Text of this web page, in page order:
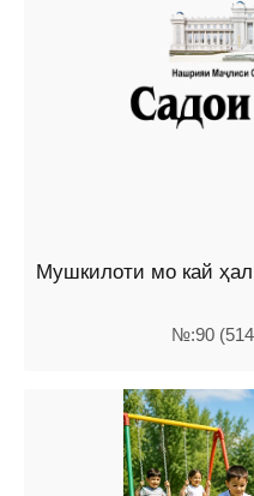
Мушкилоти мо кай
№:90